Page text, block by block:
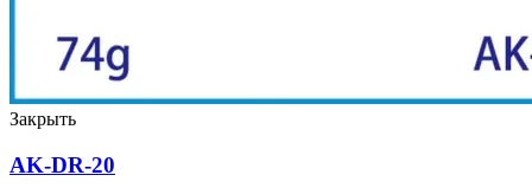
Закрыть
AK-DR-20